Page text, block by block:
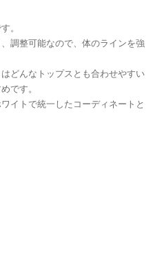
。
調整可能なので、体のラインを強
どんなトップスとも合わせやすい
です。
イトで統一したコーディネートと